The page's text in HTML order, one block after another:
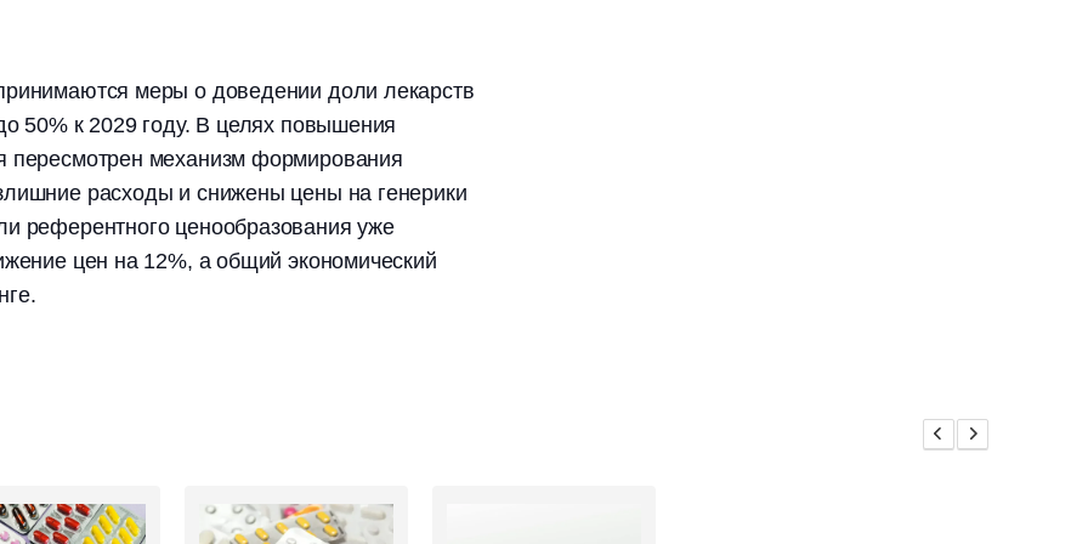
меры о доведении доли лекарств
50% к 2029 году. В целях повышения
пересмотрен механизм формирования
расходы и снижены цены на генерики
референтного ценообразования уже
цен на 12%, а общий экономический